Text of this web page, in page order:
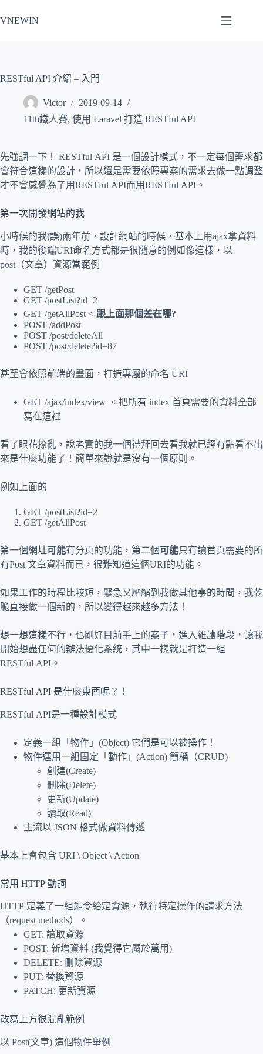
至
容
VNEWIN
RESTful API 介紹 – 入門
Victor
2019-09-14
11th鐵人賽, 使用 Laravel 打造 RESTful API
先強調一下！ RESTful API 是一個設計模式，不一定每個需求都
會符合這樣的設計，所以還是需要依照專案的需求去做一點調整
才不會感覺為了用RESTful API而用RESTful API。
第一次開發網站的我
小時候的我(誤)兩年前，設計網站的時候，基本上用ajax拿資料
時，我的後端URI命名方式都是很隨意的例如像這樣，以
post（文章）資源當範例
GET /getPost
GET /postList?id=2
GET /getAllPost <-跟上面那個差在哪?
POST /addPost
POST /post/deleteAll
POST /post/delete?id=87
甚至會依照前端的畫面，打造專屬的命名 URI
GET /ajax/index/view <-把所有 index 首頁需要的資料全部
寫在這裡
看了眼花撩亂，說老實的我一個禮拜回去看我就已經有點看不出
來是什麼功能了！簡單來說就是沒有一個原則。
例如上面的
GET /postList?id=2
GET /getAllPost
第一個網址可能有分頁的功能，第二個可能只有讀首頁需要的所
有Post 文章資料而已，很難知道這個URI的功能。
如果工作的時程比較短，緊急又壓縮到我做其他事的時間，我乾
脆直接做一個新的，所以變得越來越多方法！
想一想這樣不行，也剛好目前手上的案子，進入維護階段，讓我
開始想盡任何的辦法優化系統，其中一樣就是打造一組
RESTful API。
RESTful API 是什麼東西呢？！
RESTful API是一種設計模式
定義一組「物件」(Object) 它們是可以被操作！
物件運用一組固定「動作」(Action) 簡稱（CRUD)
創建(Create)
刪除(Delete)
更新(Update)
讀取(Read)
主流以 JSON 格式做資料傳遞
基本上會包含 URI \ Object \ Action
常用 HTTP 動詞
HTTP 定義了一組能令給定資源，執行特定操作的請求方法
（request methods）。
GET: 讀取資源
POST: 新增資料 (我覺得它屬於萬用)
DELETE: 刪除資源
PUT: 替換資源
PATCH: 更新資源
改寫上方很混亂範例
以 Post(文章) 這個物件舉例